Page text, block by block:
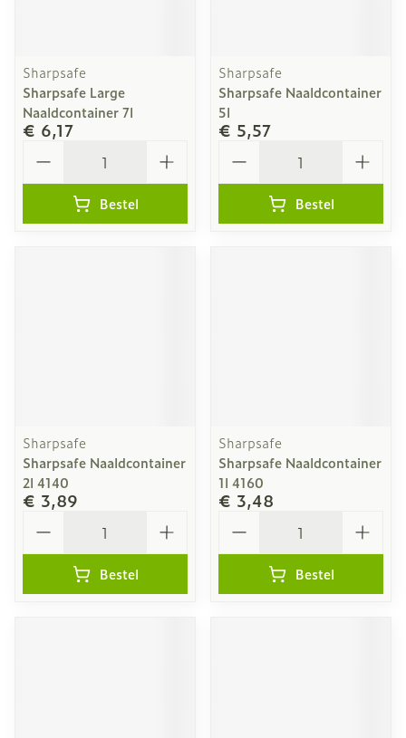
Sharpsafe
Sharpsafe Large
Naaldcontainer 7l
€ 6,17
Bestel
Sharpsafe
Sharpsafe Naaldcontainer
5l
€ 5,57
Bestel
Sharpsafe
Sharpsafe Naaldcontainer
2l 4140
€ 3,89
Bestel
Sharpsafe
Sharpsafe Naaldcontainer
1l 4160
€ 3,48
Bestel